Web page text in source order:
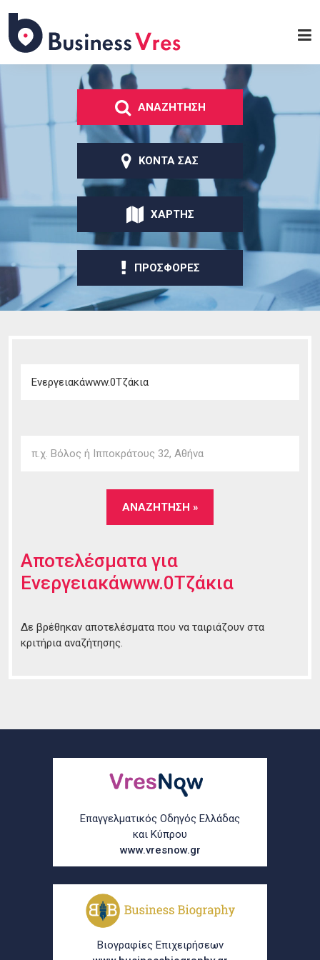
κυρίως περιεχόμενο
Business
ΑΝΑΖΗΤΗΣΗ
ΚΟΝΤΑ ΣΑΣ
ΧΑΡΤΗΣ
ΠΡΟΣΦΟΡΕΣ
Αποτελέσματα για
Ενεργειακάwww.0Τζάκια
Δε βρέθηκαν αποτελέσματα που να ταιριάζουν στα
κριτήρια αναζήτησης.
Επαγγελματικός Οδηγός Ελλάδας
και Κύπρου
www.vresnow.gr
Βιογραφίες Επιχειρήσεων